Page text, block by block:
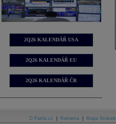
2Q26 KALENDÁŘ USA
2Q26 KALENDÁŘ EU
2Q26 KALENDÁŘ ČR
O Patria.cz Reklama Mapa Stránek